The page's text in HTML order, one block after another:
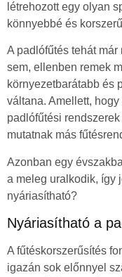
létrehozott egy olyan
könnyebbé és
A padlófűtés tehát
sem, ellenben remek
környezetbarátabb és
váltana. Amellett,
padlófűtési
mutatnak más
Azonban egy
a meleg uralkodik, így
nyáriasítható?
Nyáriasítható a
A fűtéskorszerűsítés
igazán sok előnnyel